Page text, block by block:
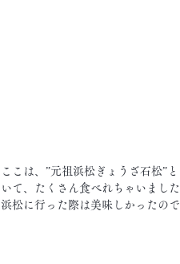
ここは、”元祖浜松ぎょうざ石松”
いて、たくさん食べれちゃいました
浜松に行った際は美味しかったの